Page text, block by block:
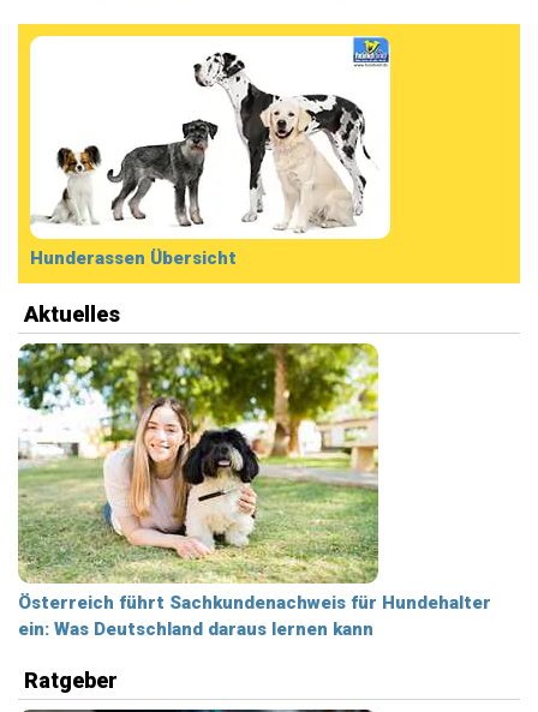
Hunderassen Übersicht
Aktuelles
Österreich führt Sachkundenachweis für Hundehalter
ein: Was Deutschland daraus lernen kann
Ratgeber